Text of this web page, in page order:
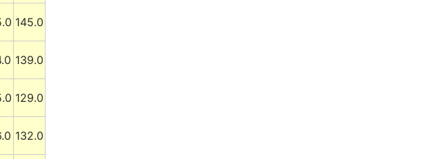
145.0
139.0
129.0
132.0